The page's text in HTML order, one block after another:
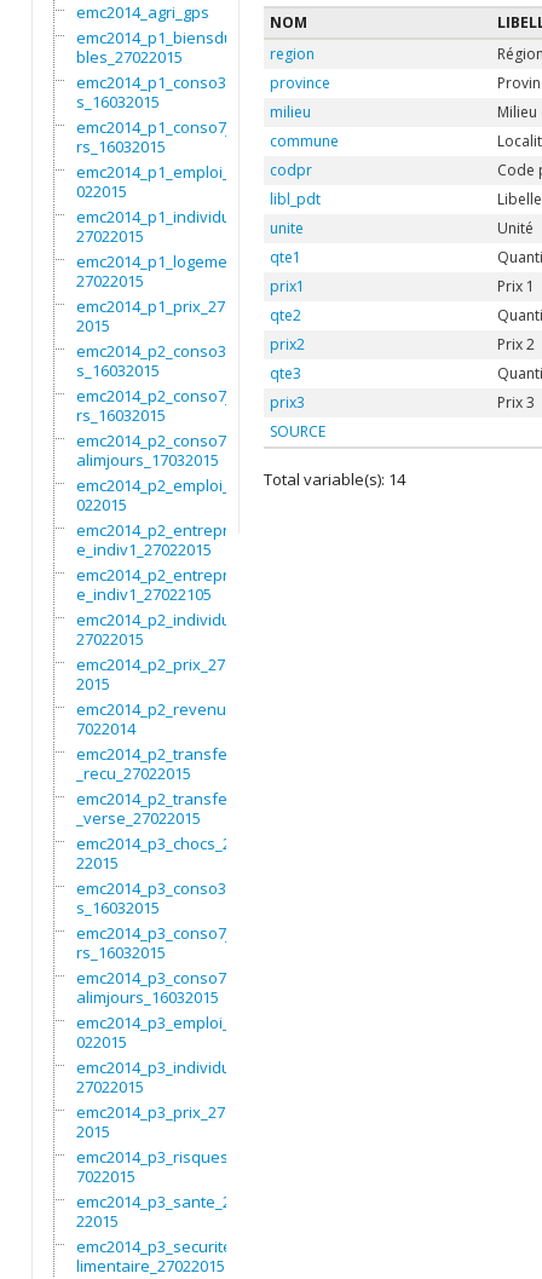
emc2014_agri_gps
emc2014_p1_biensdura
bles_27022015
emc2014_p1_conso3moi
s_16032015
emc2014_p1_conso7jou
rs_16032015
emc2014_p1_emploi_27
022015
emc2014_p1_individu_
27022015
emc2014_p1_logement_
27022015
emc2014_p1_prix_2702
2015
emc2014_p2_conso3moi
s_16032015
emc2014_p2_conso7jou
rs_16032015
emc2014_p2_conso7non
alimjours_17032015
emc2014_p2_emploi_27
022015
emc2014_p2_entrepris
e_indiv1_27022015
emc2014_p2_entrepris
e_indiv1_27022105
emc2014_p2_individu_
27022015
emc2014_p2_prix_2702
2015
emc2014_p2_revenus_2
7022014
emc2014_p2_transfert
_recu_27022015
emc2014_p2_transfert
_verse_27022015
emc2014_p3_chocs_270
22015
emc2014_p3_conso3moi
s_16032015
emc2014_p3_conso7jou
rs_16032015
emc2014_p3_conso7non
alimjours_16032015
emc2014_p3_emploi_27
022015
emc2014_p3_individu_
27022015
emc2014_p3_prix_2702
2015
emc2014_p3_risques_2
7022015
emc2014_p3_sante_270
22015
emc2014_p3_securitea
limentaire_27022015
NOM
region
province
milieu
commune
codpr
Code
libl_pdt
unite
Unité
qte1
prix1
Prix 1
qte2
prix2
Prix 2
qte3
prix3
Prix 3
SOURCE
Total variable(s): 14